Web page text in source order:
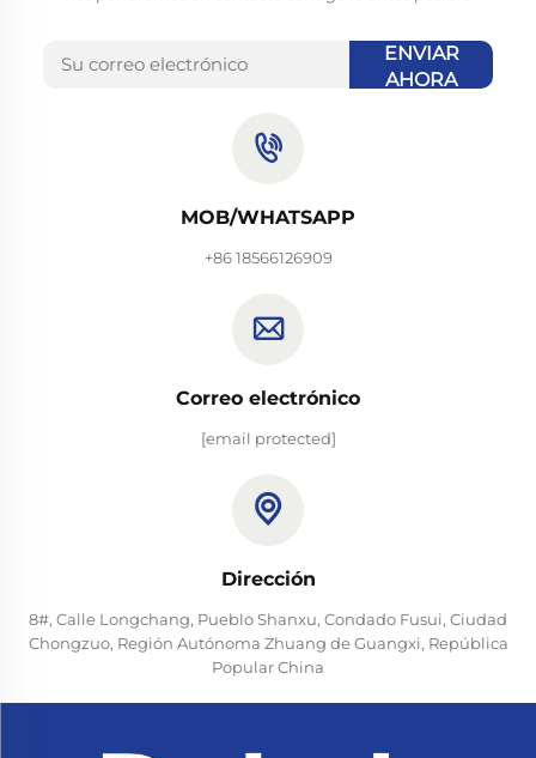
ENVIAR
AHORA
MOB/WHATSAPP
+86 18566126909
Correo electrónico
[email protected]
Dirección
8#, Calle Longchang, Pueblo Shanxu, Condado Fusui, Ciudad
Chongzuo, Región Autónoma Zhuang de Guangxi, República
Popular China